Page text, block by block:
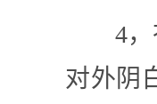
4
对外阴